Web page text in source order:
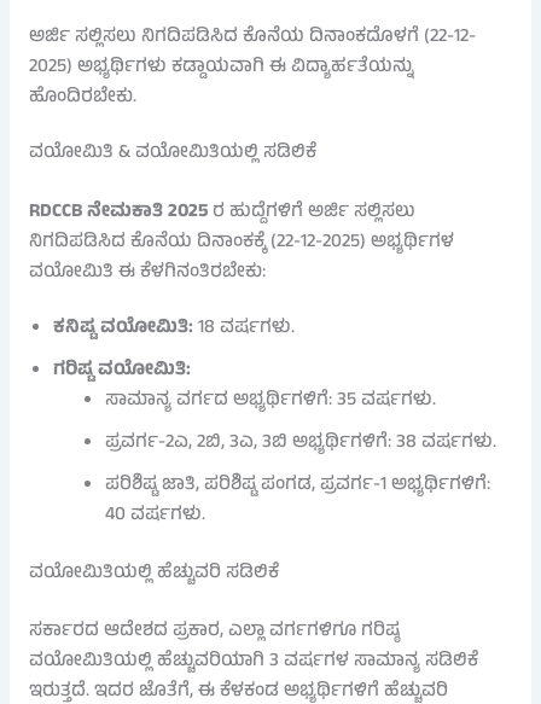
ಅರ್ಜಿ ಸಲ್ಲಿಸಲು ನಿಗದಿಪಡಿಸಿದ ಕೊನೆಯ ದಿನಾಂಕದೊಳಗೆ (22-12-
2025) ಅಭ್ಯರ್ಥಿಗಳು ಕಡ್ಡಾಯವಾಗಿ ಈ ವಿದ್ಯಾರ್ಹತೆಯನ್ನು
ಹೊಂದಿರಬೇಕು.
ವಯೋಮಿತಿ & ವಯೋಮಿತಿಯಲ್ಲಿ ಸಡಿಲಿಕೆ
RDCCB ನೇಮಕಾತಿ 2025ರ ಹುದ್ದೆಗಳಿಗೆ ಅರ್ಜಿ ಸಲ್ಲಿಸಲು
ನಿಗದಿಪಡಿಸಿದ ಕೊನೆಯ ದಿನಾಂಕಕ್ಕೆ (22-12-2025) ಅಭ್ಯರ್ಥಿಗಳ
ವಯೋಮಿತಿ ಈ ಕೆಳಗಿನಂತಿರಬೇಕು:
ಕನಿಷ್ಟ ವಯೋಮಿತಿ:18 ವರ್ಷಗಳು.
ಗರಿಷ್ಟ ವಯೋಮಿತಿ:
ಸಾಮಾನ್ಯ ವರ್ಗದ ಅಭ್ಯರ್ಥಿಗಳಿಗೆ: 35 ವರ್ಷಗಳು.
ಪ್ರವರ್ಗ-2ಎ, 2ಬಿ, 3ಎ, 3ಬಿ ಅಭ್ಯರ್ಥಿಗಳಿಗೆ: 38 ವರ್ಷಗಳು.
ಪರಿಶಿಷ್ಟ ಜಾತಿ, ಪರಿಶಿಷ್ಟ ಪಂಗಡ, ಪ್ರವರ್ಗ-1 ಅಭ್ಯರ್ಥಿಗಳಿಗೆ:
40 ವರ್ಷಗಳು.
ವಯೋಮಿತಿಯಲ್ಲಿ ಹೆಚ್ಚುವರಿ ಸಡಿಲಿಕೆ
ಸರ್ಕಾರದ ಆದೇಶದ ಪ್ರಕಾರ, ಎಲ್ಲಾ ವರ್ಗಗಳಿಗೂ ಗರಿಷ್ಠ
ವಯೋಮಿತಿಯಲ್ಲಿ ಹೆಚ್ಚುವರಿಯಾಗಿ 3 ವರ್ಷಗಳ ಸಾಮಾನ್ಯ ಸಡಿಲಿಕೆ
ಇರುತ್ತದೆ. ಇದರ ಜೊತೆಗೆ, ಈ ಕೆಳಕಂಡ ಅಭ್ಯರ್ಥಿಗಳಿಗೆ ಹೆಚ್ಚುವರಿ